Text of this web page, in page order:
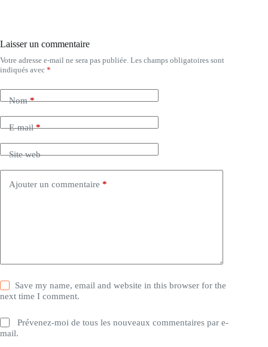
Laisser un commentaire
Votre adresse e-mail ne sera pas publiée. Les champs obligatoires sont
indiqués avec *
Nom*
E-mail*
Site web
Ajouter un commentaire *
Save my name, email and website in this browser for the
next time I comment.
Prévenez-moi de tous les nouveaux commentaires par e-
mail.